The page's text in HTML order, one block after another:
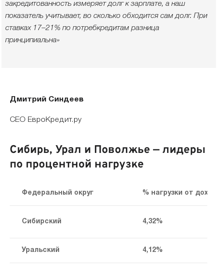
закредитованность измеряет долг к зарплате, а наш
показатель учитывает, во сколько обходится сам долг. При
ставках 17–21% по потребкредитам разница
принципиальна»
Дмитрий Синдеев
CEO ЕвроКредит.ру
Сибирь, Урал и Поволжье — лидеры
по процентной нагрузке
Федеральный округ % нагрузки от
Сибирский 4,32%
Уральский 4,12%